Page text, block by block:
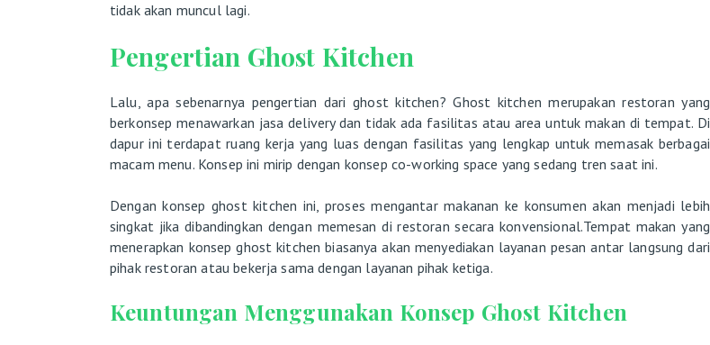
tidak akan muncul lagi.
Pengertian Ghost Kitchen
Lalu, apa sebenarnya pengertian dari ghost kitchen? Ghost kitchen merupakan restoran yang
berkonsep menawarkan jasa delivery dan tidak ada fasilitas atau area untuk makan di tempat. Di
dapur ini terdapat ruang kerja yang luas dengan fasilitas yang lengkap untuk memasak berbagai
macam menu. Konsep ini mirip dengan konsep co-working space yang sedang tren saat ini.
Dengan konsep ghost kitchen ini, proses mengantar makanan ke konsumen akan menjadi lebih
singkat jika dibandingkan dengan memesan di restoran secara konvensional.Tempat makan yang
menerapkan konsep ghost kitchen biasanya akan menyediakan layanan pesan antar langsung dari
pihak restoran atau bekerja sama dengan layanan pihak ketiga.
Keuntungan Menggunakan Konsep Ghost Kitchen